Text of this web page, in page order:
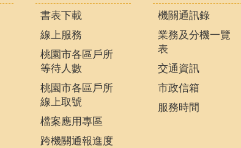
書表下載
線上服務
桃園市各區戶所
等待人數
桃園市各區戶所
線上取號
檔案應用專區
跨機關通報進度
機關通訊錄
業務及分機一覽
表
交通資訊
市政信箱
服務時間